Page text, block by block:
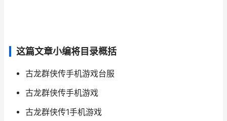
这篇文章小编将目录概括
古龙群侠传手机游戏台服
古龙群侠传手机游戏
古龙群侠传1手机游戏